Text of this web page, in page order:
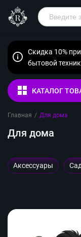
Скидка 10%
бытовой
КАТАЛОГ
Главная / Для дома
Для дома
Аксессуары